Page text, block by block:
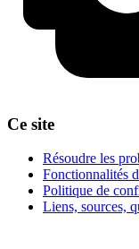
Ce site
Résoudre les
Fonctionnalités
Politique de
Liens, sources,